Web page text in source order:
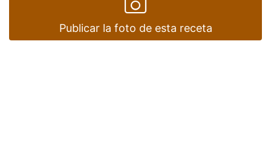
Publicar la foto de esta receta